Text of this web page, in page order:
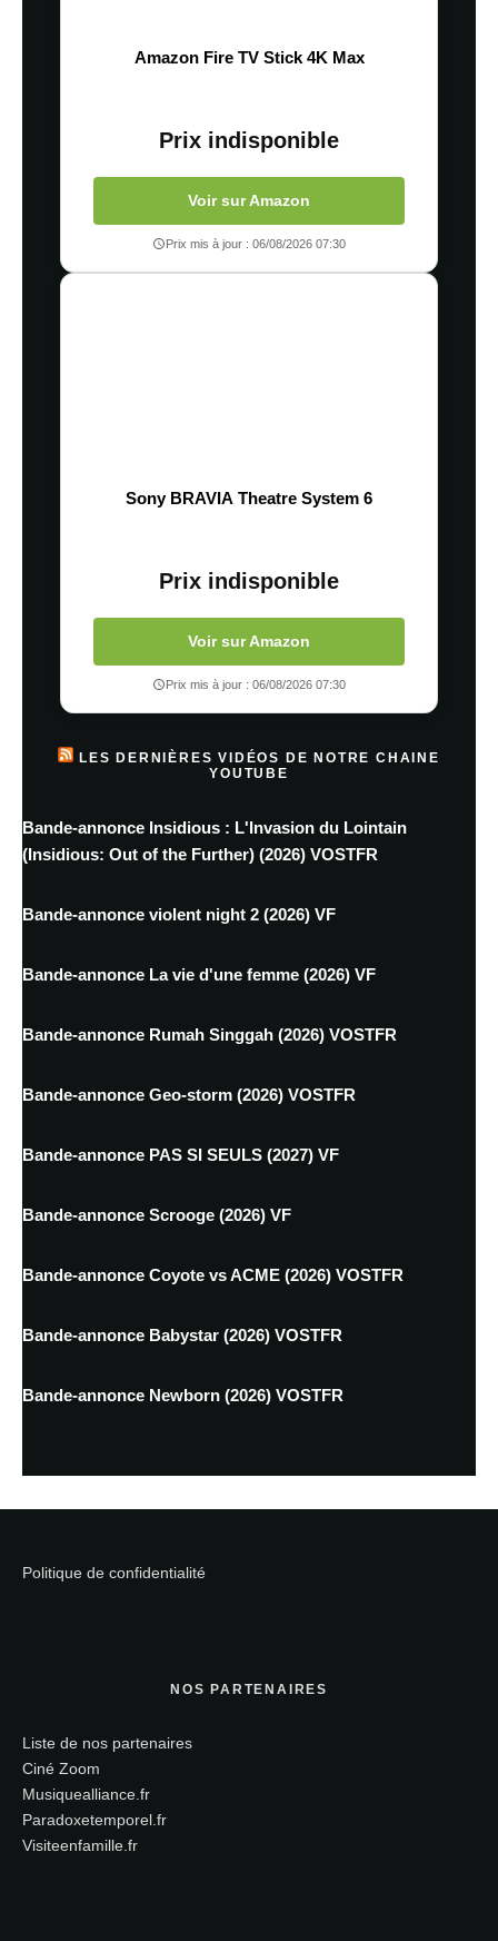
Amazon Fire TV Stick 4K Max
Prix indisponible
Voir sur Amazon
Prix mis à jour : 06/08/2026 07:30
Sony BRAVIA Theatre System 6
Prix indisponible
Voir sur Amazon
Prix mis à jour : 06/08/2026 07:30
LES DERNIÈRES VIDÉOS DE NOTRE CHAINE
YOUTUBE
Bande-annonce Insidious : L'Invasion du Lointain
(Insidious: Out of the Further) (2026) VOSTFR
Bande-annonce violent night 2 (2026) VF
Bande-annonce La vie d'une femme (2026) VF
Bande-annonce Rumah Singgah (2026) VOSTFR
Bande-annonce Geo-storm (2026) VOSTFR
Bande-annonce PAS SI SEULS (2027) VF
Bande-annonce Scrooge (2026) VF
Bande-annonce Coyote vs ACME (2026) VOSTFR
Bande-annonce Babystar (2026) VOSTFR
Bande-annonce Newborn (2026) VOSTFR
Politique de confidentialité
NOS PARTENAIRES
Liste de nos partenaires
Ciné Zoom
Musiquealliance.fr
Paradoxetemporel.fr
Visiteenfamille.fr